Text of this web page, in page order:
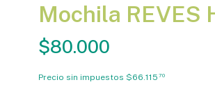
Mochila REVES
$80.000
Precio sin impuestos $66.115 70